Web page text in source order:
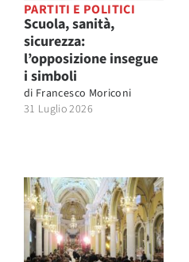
PARTITI E POLITICI
Scuola, sanità,
sicurezza:
l’opposizione insegue
i simboli
di Francesco Moriconi
31 Luglio 2026